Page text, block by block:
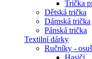
Trička
Dětská trička
Dámská trička
Pánská trička
Textilní dárky
Ručníky -
Hasiči